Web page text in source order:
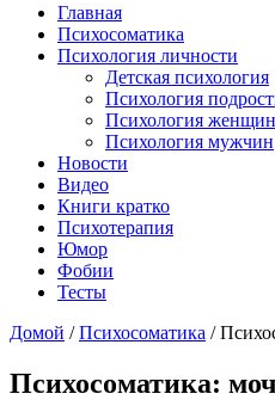
Главная
Психосоматика
Психология личности
Детская психология
Психология
Психология женщин
Психология мужчин
Новости
Видео
Книги кратко
Психотерапия
Юмор
Фобии
Тесты
Домой / Психосоматика /
Психосоматика: